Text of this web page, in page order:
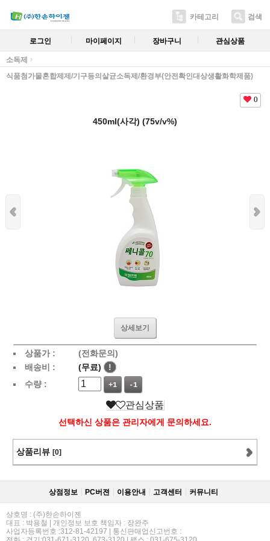
카테고리 검색
로그인 마이페이지 장바구니 관심상품
소독제
식품첨가물혼합제제/기구등의살균소독제/환경부(안전확인대상생활화학제품)
0
450ml(사각) (75v/v%)
상세보기
상품가 :
(전화문의)
배송비 :
(무료)
!
수량 :
+1 -1
관심상품
선택하신 상품은 관리자에게 문의하세요.
상품리뷰 [0]
상점정보 PC버젼 이용안내 고객센터 커뮤니티
상호명 : (주)한손하이젠
대표 : 박용철 | 개인정보 보호 책임자 : 장완주
사업자등록번호 :312-81-42197 | 통신판매업신고번호 :